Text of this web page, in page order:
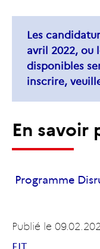
Les
avril 2022, ou
disponibles
inscrire,
En savoir
Programme
Publié le